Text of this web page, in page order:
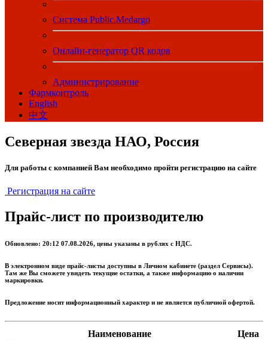
Система Public.Medargo
Онлайн-генератор QR кодов
Администрирование
Фармконтроль
English
中文
Северная звезда НАО, Россия
Для работы с компанией Вам необходимо пройти регистрацию на сайте
Регистрация на сайте
Прайс-лист по производителю
Обновлено: 20:12 07.08.2026, цены указаны в рублях с НДС.
В электронном виде прайс-листы доступны в Личном кабинете (раздел Сервисы).
Там же Вы сможете увидеть текущие остатки, а также информацию о наличии
маркировки.
Предложение носит информационный характер и не является публичной офертой.
Наименование
Цена